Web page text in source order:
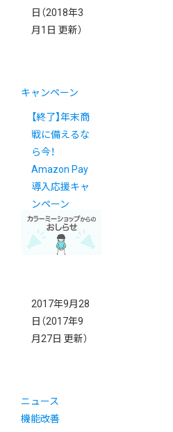
日 （2018年3
月1日 更新）
キャンペーン
【終了】年末商
戦に備えるな
ら今！
Amazon Pay
導入応援キャ
ンペーン
2017年9月28
日 （2017年9
月27日 更新）
ニュース
機能改善